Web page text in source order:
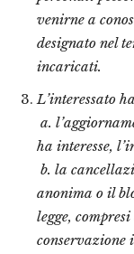
venirne a
designato nel
incaricati.
L’interessato
a.
ha interesse,
b. la
anonima o il
legge,